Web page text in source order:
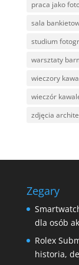
praca jako
sala
studium
warsztaty
wieczory
wieczór
zdjęcia
Zegary
dla osób
Rolex
historia,